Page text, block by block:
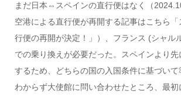
まだ日本⇔スペインの直行便はなく（
空港による直行便が再開する記事はこちら
行便の再開が決定！」）、フランス (シャル
での乗り換えが必要だった。スペインより先
するため、どちらの国の入国条件に基づい
わからず大使館に問い合わせたところ、最